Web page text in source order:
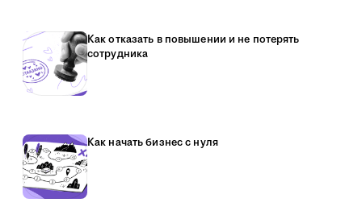
Как отказать в повышении и не потерять
сотрудника
Как начать бизнес с нуля